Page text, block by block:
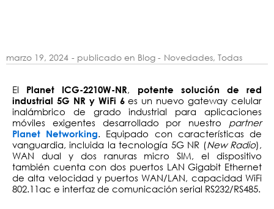
marzo 19, 2024 - publicado en Blog - Novedades, Todas
El Planet ICG-2210W-NR,
potente solución de red
industrial 5G NR y WiFi 6es un nuevo gateway celular
inalámbrico de grado industrial para aplicaciones
móviles exigentes desarrollado por nuestro partner
Planet Networking. Equipado con características de
vanguardia, incluida la tecnología 5G NR (New Radio),
WAN dual y dos ranuras micro SIM, el dispositivo
también cuenta con dos puertos LAN Gigabit Ethernet
de alta velocidad y puertos WAN/LAN, capacidad WiFi
802.11ac e interfaz de comunicación serial RS232/RS485.